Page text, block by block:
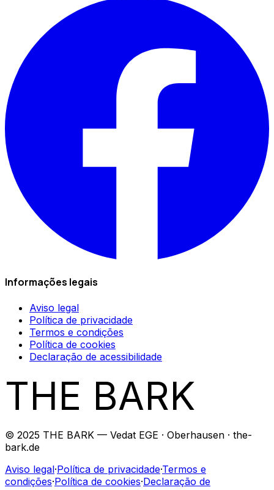
Informações legais
Aviso legal
Política de privacidade
Termos e condições
Política de cookies
Declaração de acessibilidade
THE BARK
© 2025 THE BARK — Vedat EGE · Oberhausen · the-
bark.de
Aviso legal·Política de privacidade·Termos e
condições·Política de cookies·Declaração de